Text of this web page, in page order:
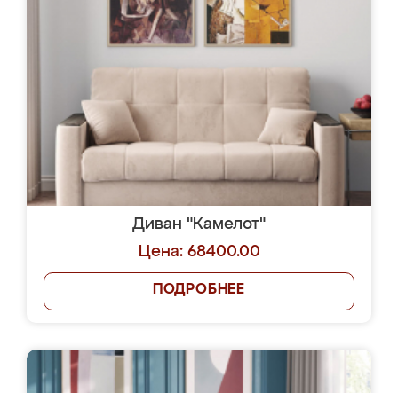
Диван "Камелот"
Цена: 68400.00
ПОДРОБНЕЕ